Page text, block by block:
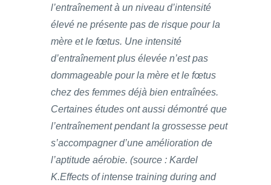
l’entraînement à un niveau d’intensité
élevé ne présente pas de risque pour la
mère et le fœtus. Une intensité
d’entraînement plus élevée n’est pas
dommageable pour la mère et le fœtus
chez des femmes déjà bien entraînées.
Certaines études ont aussi démontré que
l’entraînement pendant la grossesse peut
s’accompagner d’une amélioration de
l’aptitude aérobie. (source : Kardel
K.Effects of intense training during and